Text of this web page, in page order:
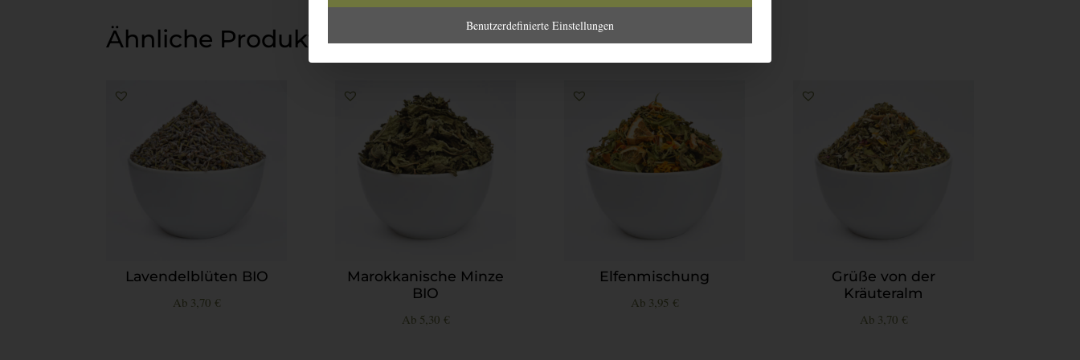
Ähnliche Produkte
Lavendelblüten BIO
Ab 3,70 €
Marokkanische Minze
BIO
Ab 5,30 €
Elfenmischung
Ab 3,95 €
Grüße von der
Kräuteralm
Ab 3,70 €
Benutzerdefinierte Einstellungen